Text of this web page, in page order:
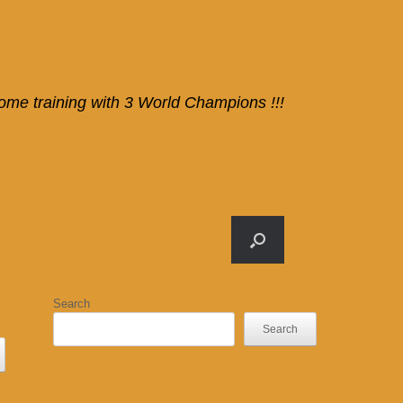
training with 3 World Champions !!!
Search
Search